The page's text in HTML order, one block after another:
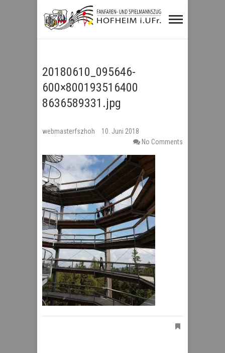
Fanfaren- und
Spielmannszug
20180610_095646-
600×800193516400
8636589331.jpg
webmasterfszhoh
10. Juni 2018
No Comments